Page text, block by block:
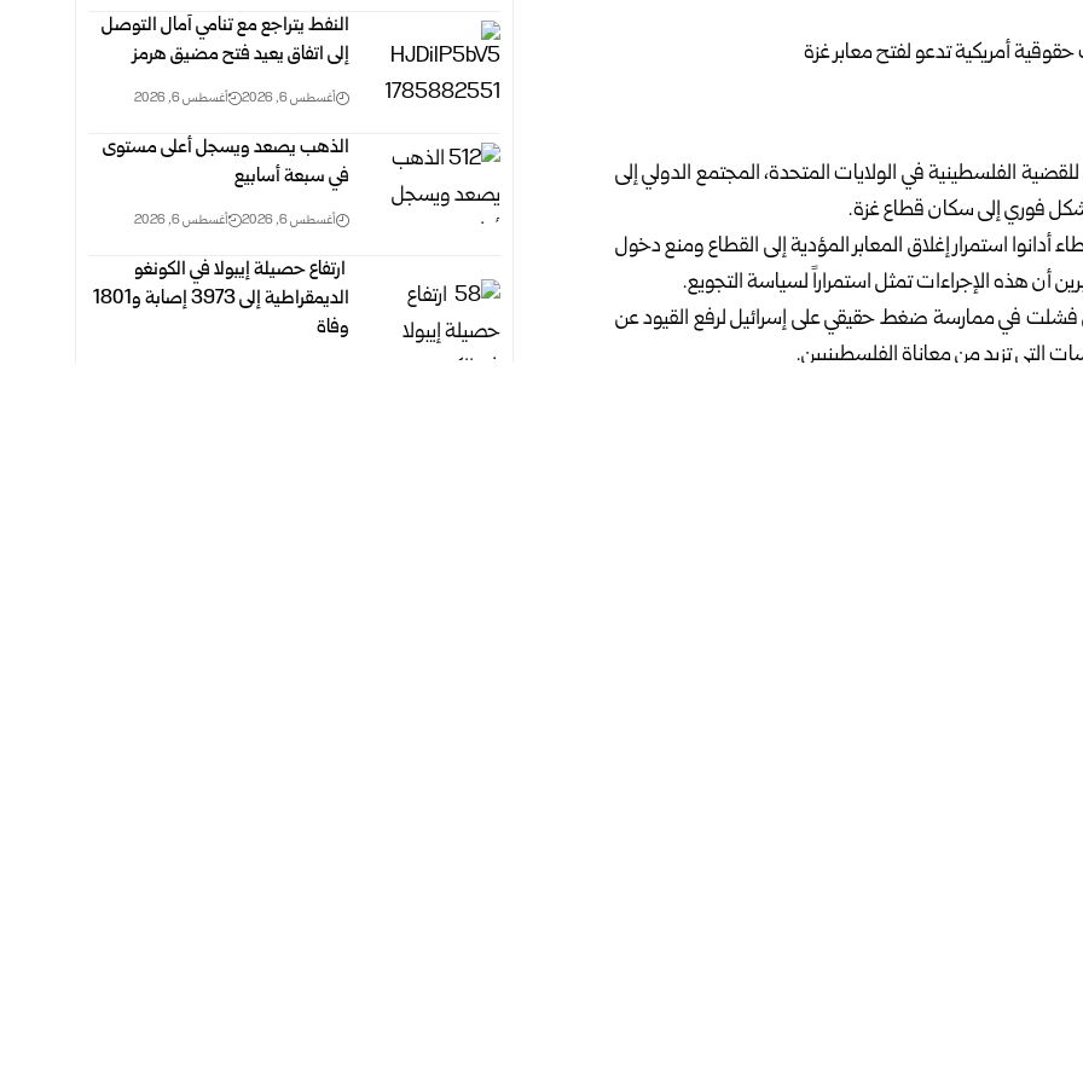
الفلسطينية في الولايات المتحدة، المجتمع الدولي إلى
فوري إلى سكان قطاع غزة.
استمرار إغلاق المعابر المؤدية إلى القطاع ومنع دخول
أن هذه الإجراءات تمثل استمراراً لسياسة التجويع.
فشلت في ممارسة ضغط حقيقي على إسرائيل لرفع القيود عن
التي تزيد من معاناة الفلسطينيين.
النفط يتراجع مع تنامي آمال التوصل
إلى اتفاق يعيد فتح مضيق هرمز
أغسطس 6, 2026 أغسطس 6, 2026
الذهب يصعد ويسجل أعلى مستوى
في سبعة أسابيع
أغسطس 6, 2026 أغسطس 6, 2026
‏ ارتفاع حصيلة إيبولا في الكونغو
الديمقراطية إلى 3973 إصابة و1801
وفاة